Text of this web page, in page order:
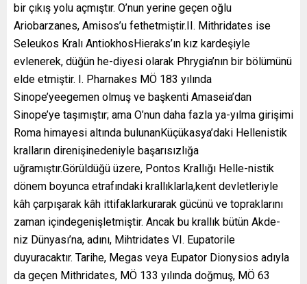
bir çıkış yolu açmıştır. O’nun yerine geçen oğlu
Ariobarzanes, Amisos’u fethetmiştir.II. Mithridates ise
Seleukos Kralı AntiokhosHieraks’ın kız kardeşiyle
evlenerek, düğün he-diyesi olarak Phrygia’nın bir bölümünü
elde etmiştir. I. Pharnakes MÖ 183 yılında
Sinope’yeegemen olmuş ve başkenti Amaseia’dan
Sinope’ye taşımıştır; ama O’nun daha fazla ya-yılma girişimi
Roma himayesi altında bulunanKüçükasya’daki Hellenistik
kralların direnişinedeniyle başarısızlığa
uğramıştır.Görüldüğü üzere, Pontos Krallığı Helle-nistik
dönem boyunca etrafındaki krallıklarla,kent devletleriyle
kâh çarpışarak kâh ittifaklarkurarak gücünü ve topraklarını
zaman içindegenişletmiştir. Ancak bu krallık bütün Akde-
niz Dünyası’na, adını, Mihtridates VI. Eupatorile
duyuracaktır. Tarihe, Megas veya Eupator Dionysios adıyla
da geçen Mithridates, MÖ 133 yılında doğmuş, MÖ 63